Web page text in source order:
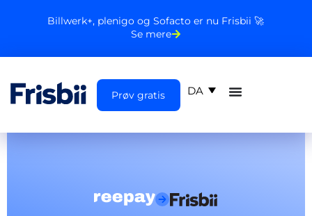
Billwerk+, plenigo og Sofacto er nu Frisbii 🚀
Se mere
Prøv gratis DA